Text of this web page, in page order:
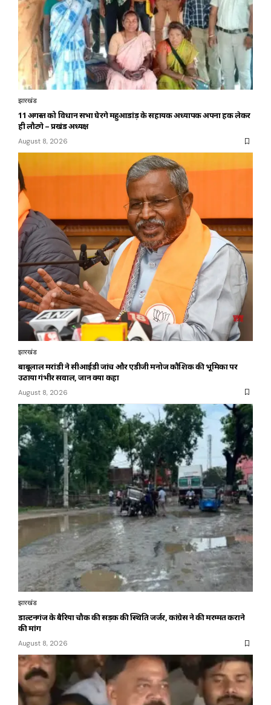
झारखंड
11 अगस्त को विधान सभा घेरेंगे महुआडांड़ के सहायक अध्यापक अपना हक लेकर
ही लौटेंगे – प्रखंड अध्यक्ष
August 8, 2026
झारखंड
बाबूलाल मरांडी ने सीआईडी जांच और एडीजी मनोज कौशिक की भूमिका पर
उठाया गंभीर सवाल, जानें क्या कहा
August 8, 2026
झारखंड
डाल्टनगंज के बैरिया चौक की सड़क की स्थिति जर्जर, कांग्रेस ने की मरम्मत कराने
की मांग
August 8, 2026